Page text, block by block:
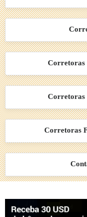
Corretoras
Corretoras
Corretoras